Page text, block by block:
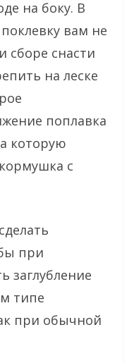
на боку. В
вам не
сборе снасти
на леске
поплавка
которую
с
при
заглубление
типе
при обычной